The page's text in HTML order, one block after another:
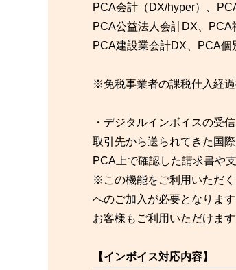
PCA会計（DX/hyper）、
PCA公益法人会計DX、
PCA建設業会計DX、PCA
※免税事業者の課税仕入経
・デジタルインボイスの受信
取引先から送られてきた国
PCA上で確認した請求書や
※この機能をご利用いただ
へのご加入が必要となりま
お客様もご利用いただけます
【インボイス対応内容】